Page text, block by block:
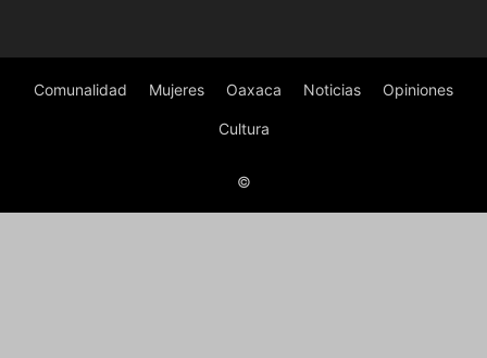
Comunalidad Mujeres Oaxaca Noticias Opiniones
Cultura
©